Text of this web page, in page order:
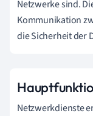
Netzwerke sind.
Kommunikation
die Sicherheit der
Netzwerkdienste